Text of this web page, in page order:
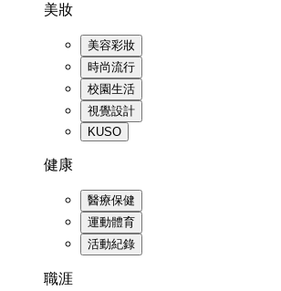
美妝
美容彩妝
時尚流行
校園生活
視覺設計
KUSO
健康
醫療保健
運動體育
活動紀錄
職涯